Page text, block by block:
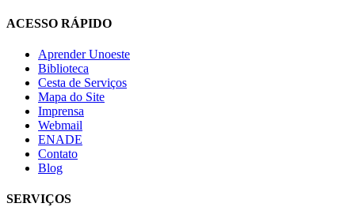
ACESSO RÁPIDO
Aprender Unoeste
Biblioteca
Cesta de Serviços
Mapa do Site
Imprensa
Webmail
ENADE
Contato
Blog
SERVIÇOS